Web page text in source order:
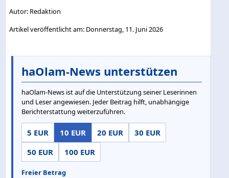
Autor: Redaktion
Artikel veröffentlicht am: Donnerstag, 11. Juni 2026
haOlam-News unterstützen
haOlam-News ist auf die Unterstützung seiner Leserinnen
und Leser angewiesen. Jeder Beitrag hilft, unabhängige
Berichterstattung weiterzuführen.
5 EUR 10 EUR 20 EUR
30 EUR
50 EUR
100 EUR
Freier Betrag